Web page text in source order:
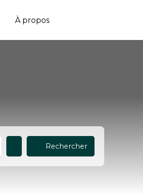
À propos
Rechercher